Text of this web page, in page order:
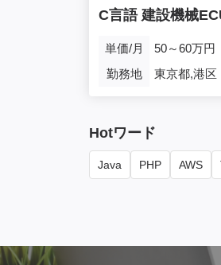
C言語 建設機械
単価/月
50～60万円
勤務地
東京都,港区
Hotワード
Java PHP AWS